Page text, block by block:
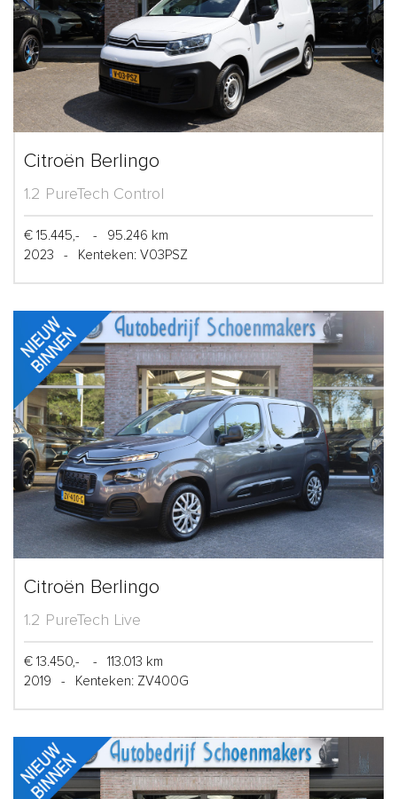
Citroën Berlingo
1.2 PureTech Control
€ 15.445,- -
95.246 km
2023
- Kenteken: V03PSZ
Citroën Berlingo
1.2 PureTech Live
€ 13.450,- -
113.013 km
2019
- Kenteken: ZV400G